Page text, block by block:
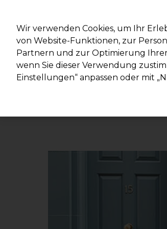
Marken Deals Haare
Lieferung und Lieferzeiten
Wir verwenden Cookies, um Ihr
von Website-Funktionen, zur
Partnern und zur Optimierung Ihrer
wenn Sie dieser Verwendung
Einstellungen“ anpassen oder mit